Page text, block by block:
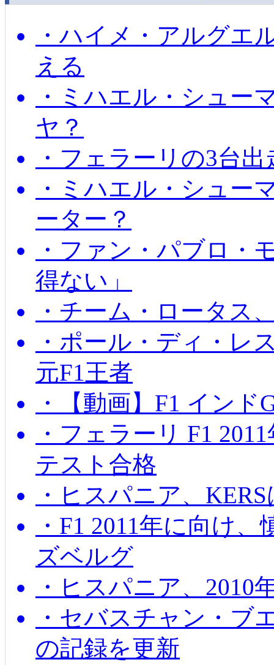
・ハイメ・アルグエ
える
・ミハエル・シュー
ヤ？
・フェラーリの3台
・ミハエル・シュー
ーター？
・ファン・パブロ・
得ない」
・チーム・ロータス
・ポール・ディ・レ
元F1王者
・【動画】F1 イン
・フェラーリ F1
テスト合格
・ヒスパニア、
・F1 2011年に向け
ズベルグ
・ヒスパニア、2010
・セバスチャン・ブ
の記録を更新